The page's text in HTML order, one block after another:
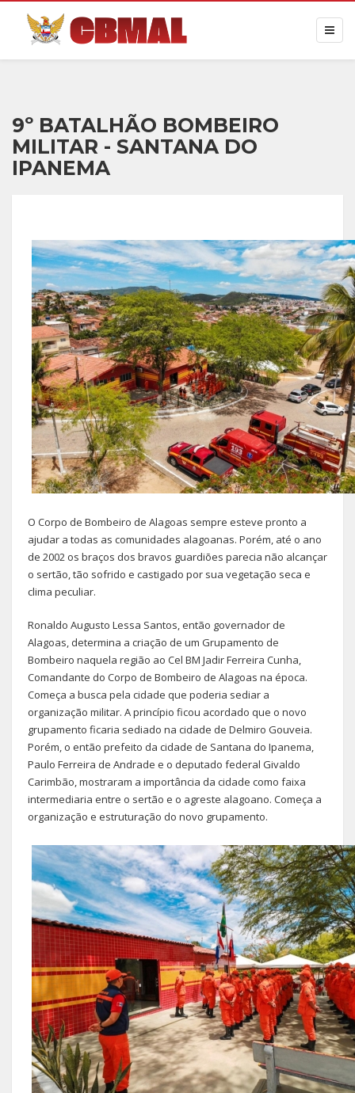
9º BATALHÃO BOMBEIRO
MILITAR - SANTANA DO
IPANEMA
O Corpo de Bombeiro de Alagoas sempre esteve pronto a
ajudar a todas as comunidades alagoanas. Porém, até o ano
de 2002 os braços dos bravos guardiões parecia não alcançar
o sertão, tão sofrido e castigado por sua vegetação seca e
clima peculiar.
Ronaldo Augusto Lessa Santos, então governador de
Alagoas, determina a criação de um Grupamento de
Bombeiro naquela região ao Cel BM Jadir Ferreira Cunha,
Comandante do Corpo de Bombeiro de Alagoas na época.
Começa a busca pela cidade que poderia sediar a
organização militar. A princípio ficou acordado que o novo
grupamento ficaria sediado na cidade de Delmiro Gouveia.
Porém, o então prefeito da cidade de Santana do Ipanema,
Paulo Ferreira de Andrade e o deputado federal Givaldo
Carimbão, mostraram a importância da cidade como faixa
intermediaria entre o sertão e o agreste alagoano. Começa a
organização e estruturação do novo grupamento.